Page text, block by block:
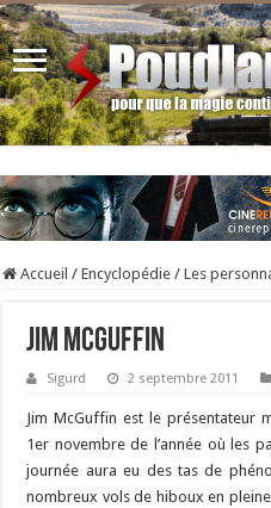
Accueil / Encyclopédie / Les
Jim McGuffin
Sigurd 2 septembre 2011
Jim McGuffin est le présentateur
1er novembre de l’année où les
journée aura eu des tas de
nombreux vols de hiboux en